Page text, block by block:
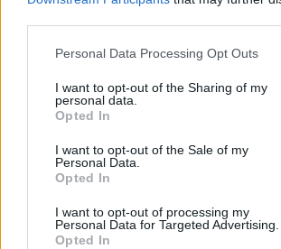
Please note that this website/app uses one
not limited to your visit or usage behaviour.
grant or deny consent to Google and its
use your data for below specified purposes
consent section.
Personal Data Processing Opt Outs
I want to opt-out of the Sharing of my
personal data.
Opted In
I want to opt-out of the Sale of my
Personal Data.
Opted In
I want to opt-out of processing my
Personal Data for Targeted Advertising.
Opted In